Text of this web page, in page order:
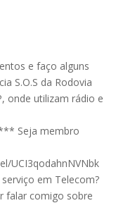
e faço alguns
S.O.S da Rodovia
onde utilizam rádio e
membro
UCI3qodahnNVNbk
em Telecom?
falar comigo sobre